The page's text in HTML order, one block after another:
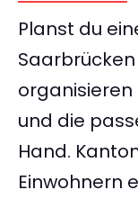
Planst du
und die
Hand.
Einwohnern